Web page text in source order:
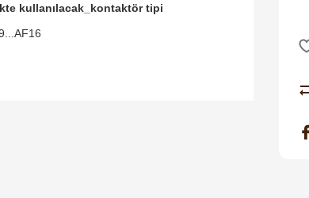
kullanılacak_kontaktör tipi